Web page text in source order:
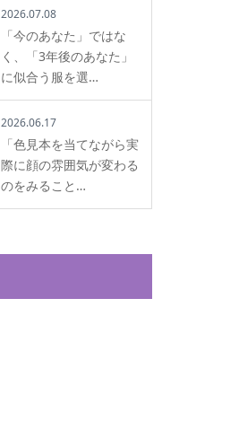
2026.07.08
「今のあなた」ではな
く、「3年後のあなた」
に似合う服を選…
2026.06.17
「色見本を当てながら実
際に顔の雰囲気が変わる
のをみること…